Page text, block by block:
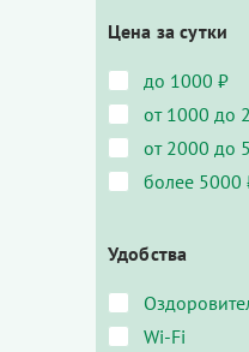
Цена за сутки
до 1000 ₽
от 1000 до
от 2000 до
более 5000
Удобства
Wi-Fi